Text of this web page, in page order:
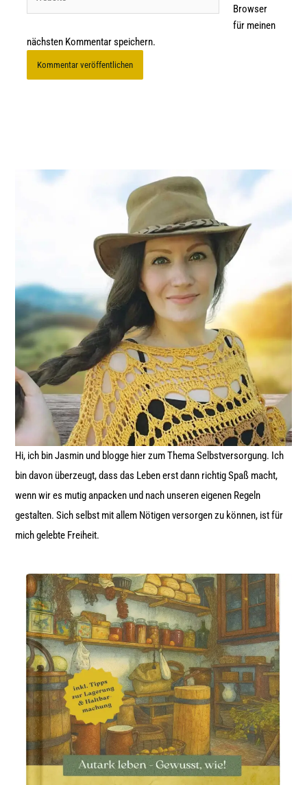
Browser
für meinen
nächsten Kommentar speichern.
Hi, ich bin Jasmin und blogge hier zum Thema Selbstversorgung. Ich
bin davon überzeugt, dass das Leben erst dann richtig Spaß macht,
wenn wir es mutig anpacken und nach unseren eigenen Regeln
gestalten. Sich selbst mit allem Nötigen versorgen zu können, ist für
mich gelebte Freiheit.